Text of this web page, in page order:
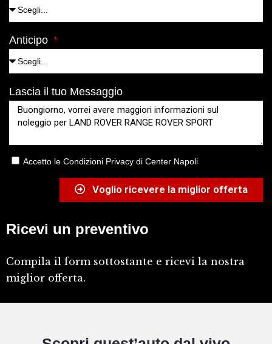
Anticipo
Lascia il tuo Messaggio
Accetto le Condizioni Privacy di Center Napoli
Voglio ricevere la miglior offerta
Ricevi un preventivo
Compila il form sottostante e ricevi la nostra
miglior offerta.